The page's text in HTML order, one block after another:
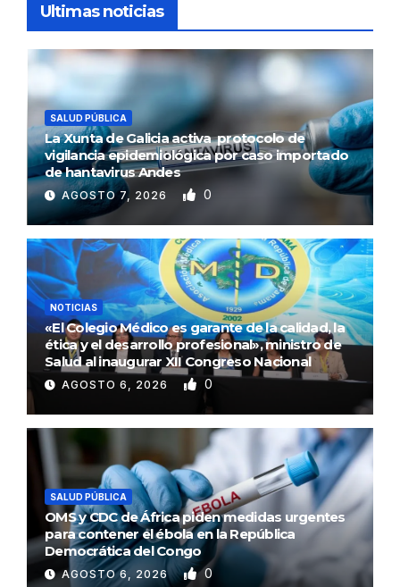
Ultimas noticias
SALUD PÚBLICA
La Xunta de Galicia activa protocolo de
vigilancia epidemiológica por caso importado
de hantavirus Andes
AGOSTO 7, 2026 0
NOTICIAS
«El Colegio Médico es garante de la calidad, la
ética y el desarrollo profesional», ministro de
Salud al inaugurar XII Congreso Nacional
AGOSTO 6, 2026 0
SALUD PÚBLICA
OMS y CDC de África piden medidas urgentes
para contener el ébola en la República
Democrática del Congo
AGOSTO 6, 2026 0